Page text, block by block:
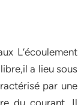
L’écoulement
a lieu sous
par une
du courant. Il